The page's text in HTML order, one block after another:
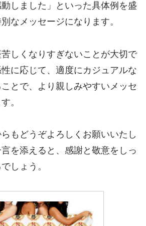
しました」といった具体例を盛
なメッセージになります。
しくなりすぎないことが大切で
に応じて、適度にカジュアルな
とで、より親しみやすいメッセ
。
もどうぞよろしくお願いいたし
を添えると、感謝と敬意をしっ
しょう。